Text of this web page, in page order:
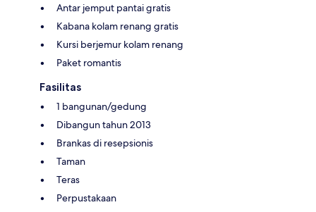
Antar jemput pantai gratis
Kabana kolam renang gratis
Kursi berjemur kolam renang
Paket romantis
Fasilitas
1 bangunan/gedung
Dibangun tahun 2013
Brankas di resepsionis
Taman
Teras
Perpustakaan